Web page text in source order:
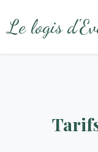
Le logis